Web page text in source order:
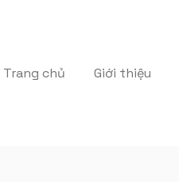
Trang chủ Giới thiệu